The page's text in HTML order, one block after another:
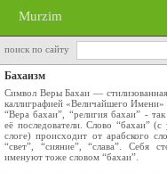
Murzim
поиск по сайту
Бахаизм
Символ Веры Бахаи — стилизованная
каллиграфией «Величайшего Имени»
“Вера бахаи”, “религия бахаи” -
её последователи. Слово “бахаи”
слоге) происходит от арабского
“свет”, “сияние”, “слава”. Себя
именуют тоже словом “бахаи”.